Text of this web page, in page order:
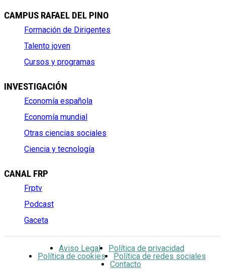
CAMPUS RAFAEL DEL PINO
Formación de Dirigentes
Talento joven
Cursos y programas
INVESTIGACIÓN
Economía española
Economía mundial
Otras ciencias sociales
Ciencia y tecnología
CANAL FRP
Frptv
Podcast
Gaceta
Aviso Legal
Política de privacidad
Política de cookies
Política de redes sociales
Contacto